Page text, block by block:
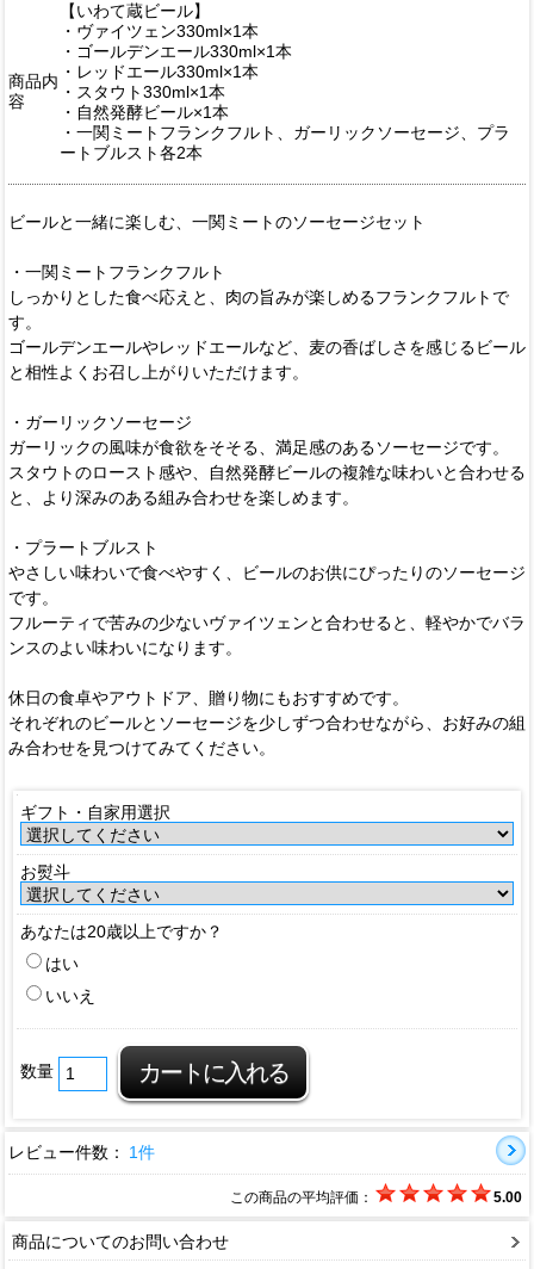
商品内
容
【いわて蔵ビール】
・ヴァイツェン330ml×1本
・ゴールデンエール330ml×1本
・レッドエール330ml×1本
・スタウト330ml×1本
・自然発酵ビール×1本
・一関ミートフランクフルト、ガーリックソーセージ、プラ
ートブルスト各2本
ビールと一緒に楽しむ、一関ミートのソーセージセット
・一関ミートフランクフルト
しっかりとした食べ応えと、肉の旨みが楽しめるフランクフルトで
す。
ゴールデンエールやレッドエールなど、麦の香ばしさを感じるビール
と相性よくお召し上がりいただけます。
・ガーリックソーセージ
ガーリックの風味が食欲をそそる、満足感のあるソーセージです。
スタウトのロースト感や、自然発酵ビールの複雑な味わいと合わせる
と、より深みのある組み合わせを楽しめます。
・プラートブルスト
やさしい味わいで食べやすく、ビールのお供にぴったりのソーセージ
です。
フルーティで苦みの少ないヴァイツェンと合わせると、軽やかでバラ
ンスのよい味わいになります。
休日の食卓やアウトドア、贈り物にもおすすめです。
それぞれのビールとソーセージを少しずつ合わせながら、お好みの組
み合わせを見つけてみてください。
ギフト・自家用選択
お熨斗
あなたは20歳以上ですか？
はい
いいえ
数量
レビュー件数： 1件
この商品の平均評価： 5.00
商品についてのお問い合わせ